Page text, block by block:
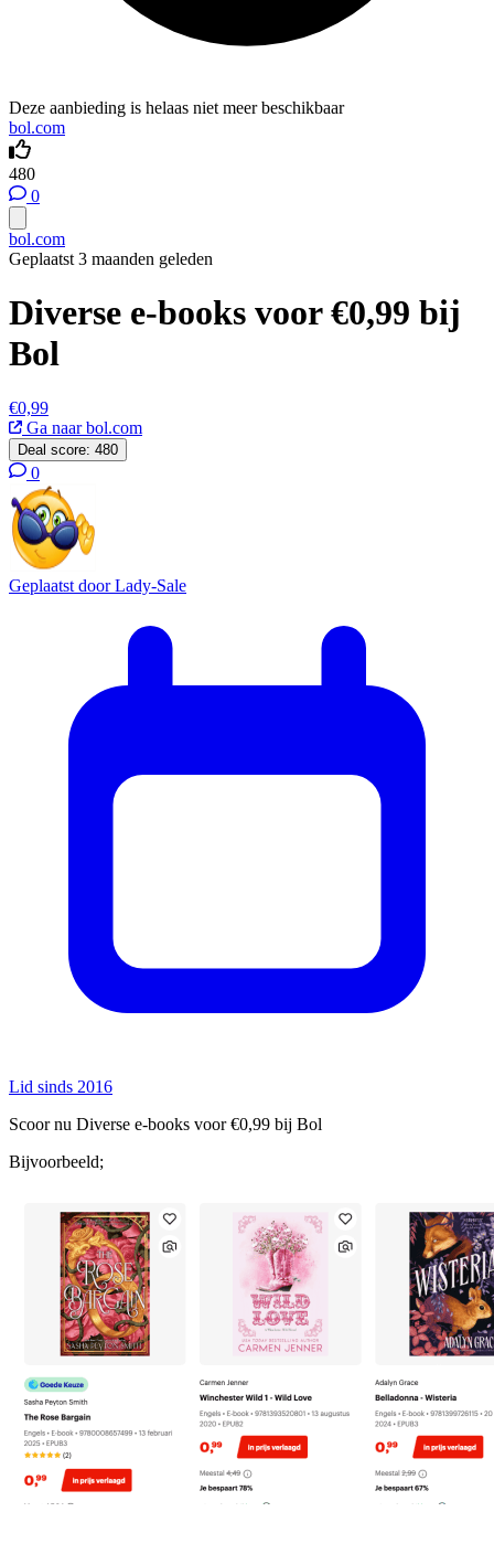
Deze aanbieding is helaas niet meer beschikbaar
bol.com
480
0
bol.com
Geplaatst 3 maanden geleden
Diverse e-books voor €0,99 bij
Bol
€0,99
Ga naar bol.com
Deal score: 480
0
Geplaatst doorLady-Sale
Lid sinds 2016
Scoor nu Diverse e-books voor €0,99 bij Bol
Bijvoorbeeld;